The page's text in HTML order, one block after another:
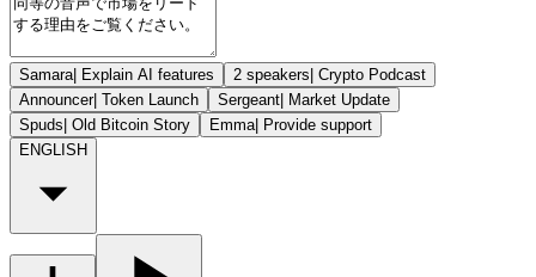
Samara| Explain AI features 2 speakers| Crypto Podcast
Announcer| Token Launch Sergeant| Market Update
Spuds| Old Bitcoin Story Emma| Provide support
ENGLISH